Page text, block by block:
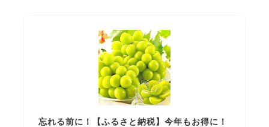
忘れる前に！【ふるさと納税】今年もお得に！